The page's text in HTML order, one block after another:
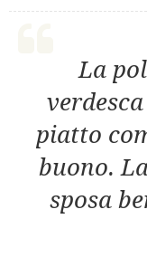
La
piatto
buono.
sposa